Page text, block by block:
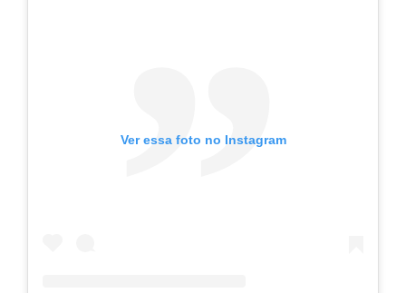
Ver essa foto no Instagram